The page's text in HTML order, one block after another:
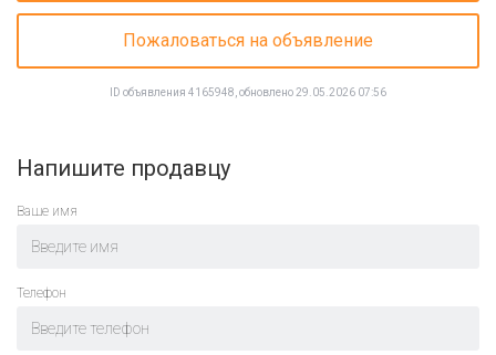
Пожаловаться на объявление
ID объявления 4165948, обновлено 29.05.2026 07:56
Напишите продавцу
Ваше имя
Телефон